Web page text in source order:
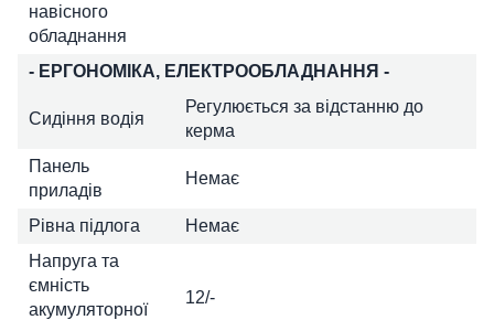
навісного
обладнання
- ЕРГОНОМІКА, ЕЛЕКТРООБЛАДНАННЯ -
Сидіння водія
Регулюється за відстанню до
керма
Панель
приладів
Немає
Рівна підлога
Немає
Напруга та
ємність
акумуляторної
12/-